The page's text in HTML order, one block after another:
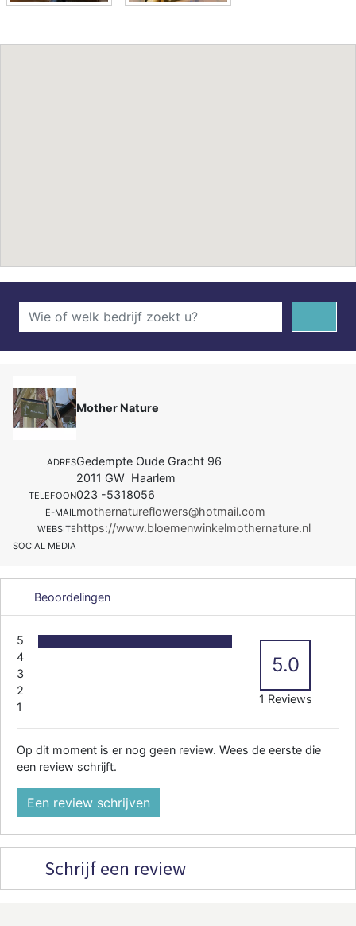
Mother Nature
ADRESGedempte Oude Gracht 96
2011 GW Haarlem
TELEFOON023 -5318056
E-MAILmothernatureflowers@hotmail.com
WEBSITEhttps://www.bloemenwinkelmothernature.nl
SOCIAL MEDIA
Beoordelingen
5
4
3
2
1
5.0
1 Reviews
Op dit moment is er nog geen review. Wees de eerste die
een review schrijft.
Een review schrijven
Schrijf een review